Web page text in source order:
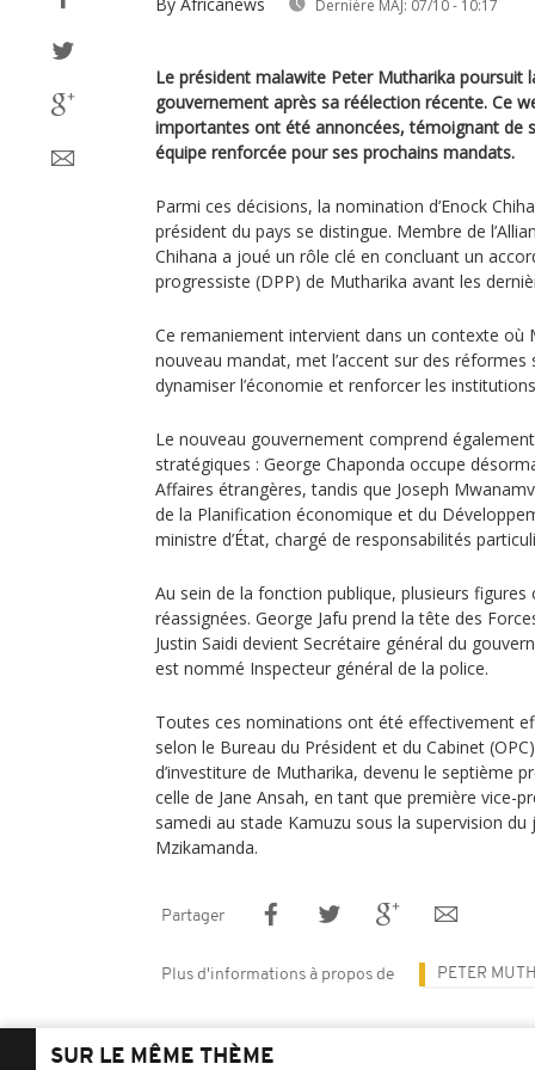
Dernière MAJ: 07/10 - 10:17
Le président malawite Peter Mutharika poursuit
gouvernement après sa réélection récente. Ce
importantes ont été annoncées, témoignant de
équipe renforcée pour ses prochains mandats.
Parmi ces décisions, la nomination d’Enock
président du pays se distingue. Membre de
Chihana a joué un rôle clé en concluant un
progressiste (DPP) de Mutharika avant les
Ce remaniement intervient dans un contexte où
nouveau mandat, met l’accent sur des
dynamiser l’économie et renforcer les
Le nouveau gouvernement comprend
stratégiques : George Chaponda occupe
Affaires étrangères, tandis que Joseph
de la Planification économique et du
ministre d’État, chargé de responsabilités
Au sein de la fonction publique, plusieurs
réassignées. George Jafu prend la tête des
Justin Saidi devient Secrétaire général du
est nommé Inspecteur général de la police.
Toutes ces nominations ont été effectivement
selon le Bureau du Président et du Cabinet
d’investiture de Mutharika, devenu le septième
celle de Jane Ansah, en tant que première vice-
samedi au stade Kamuzu sous la supervision du
Mzikamanda.
Partager
Plus d'informations à propos de PETER
SUR LE MÊME THÈME